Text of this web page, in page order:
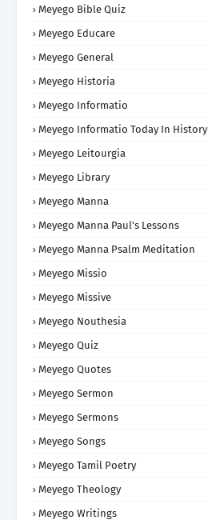
Meyego Bible Quiz
Meyego Educare
Meyego General
Meyego Historia
Meyego Informatio
Meyego Informatio Today In History
Meyego Leitourgia
Meyego Library
Meyego Manna
Meyego Manna Paul's Lessons
Meyego Manna Psalm Meditation
Meyego Missio
Meyego Missive
Meyego Nouthesia
Meyego Quiz
Meyego Quotes
Meyego Sermon
Meyego Sermons
Meyego Songs
Meyego Tamil Poetry
Meyego Theology
Meyego Writings